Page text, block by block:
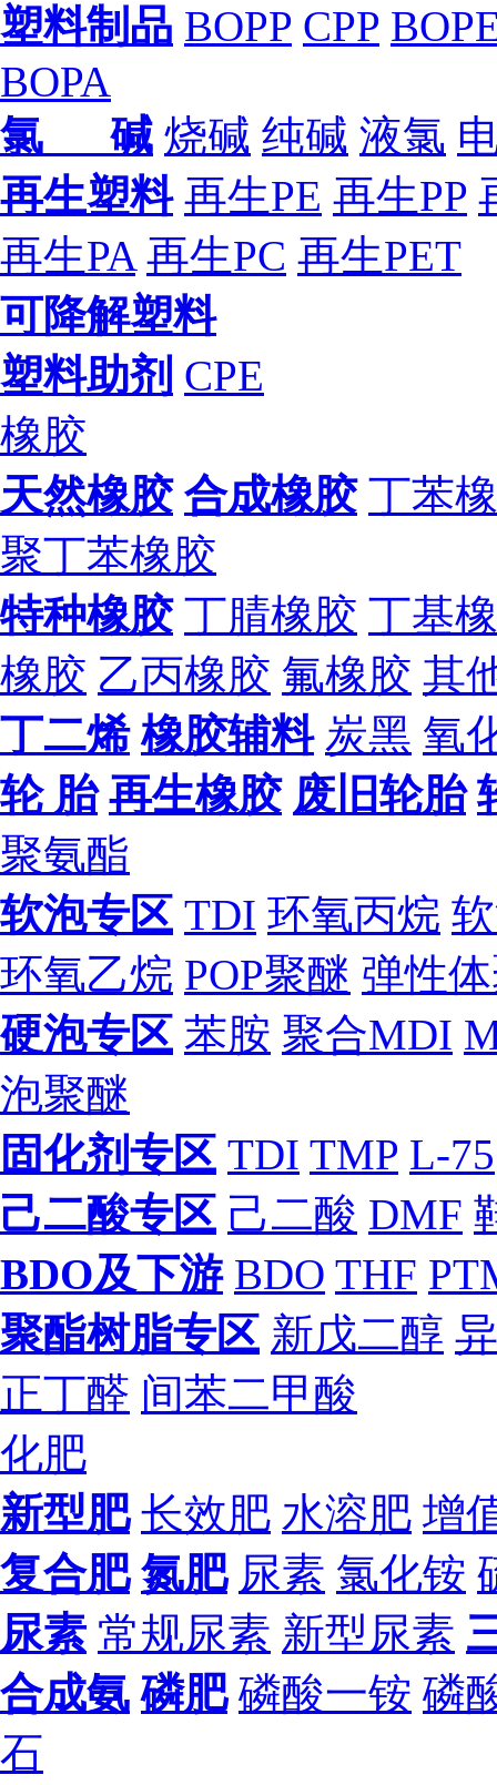
塑料制品 BOPP CPP
BOPA
氯 碱 烧碱 纯碱 液氯
再生塑料 再生PE 再生PP
再生PA 再生PC 再生PET
可降解塑料
塑料助剂 CPE
橡胶
天然橡胶 合成橡胶 丁苯
聚丁苯橡胶
特种橡胶 丁腈橡胶 丁基
橡胶 乙丙橡胶 氟橡胶 其
丁二烯 橡胶辅料 炭黑 氧
轮 胎 再生橡胶 废旧轮胎
聚氨酯
软泡专区 TDI 环氧丙烷
环氧乙烷 POP聚醚 弹性
硬泡专区 苯胺 聚合MDI
泡聚醚
固化剂专区 TDI TMP L-75
己二酸专区 己二酸 DMF
BDO及下游 BDO THF
聚酯树脂专区 新戊二醇
正丁醛 间苯二甲酸
化肥
新型肥 长效肥 水溶肥 增
复合肥 氮肥 尿素 氯化铵
尿素 常规尿素 新型尿素
合成氨 磷肥 磷酸一铵 磷
石